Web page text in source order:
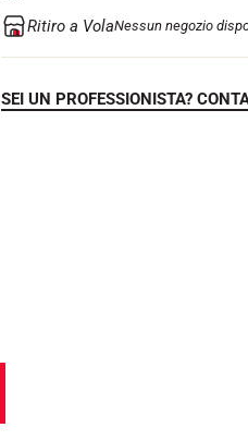
Ritiro a VolaNessun negozio
SEI UN PROFESSIONISTA?